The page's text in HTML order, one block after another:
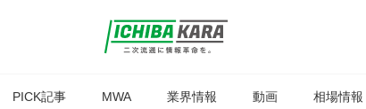
PICK記事 MWA 業界情報 動画 相場情報